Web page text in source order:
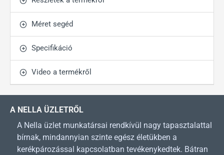
Méret segéd
Specifikáció
Video a termékről
A NELLA ÜZLETRŐL
A Nella üzlet munkatársai rendkívül nagy tapasztalattal
bírnak, mindannyian szinte egész életükben a
kerékpározással kapcsolatban tevékenykedtek. Bátran